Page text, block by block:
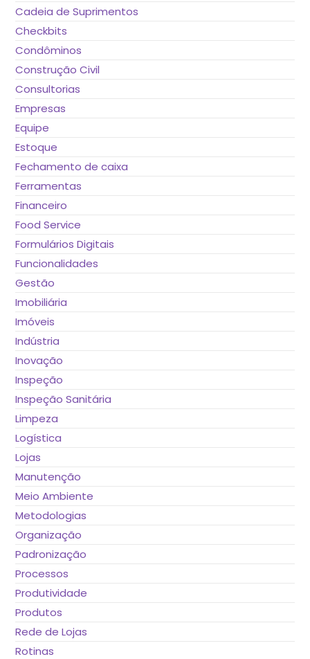
Cadeia de Suprimentos
Checkbits
Condôminos
Construção Civil
Consultorias
Empresas
Equipe
Estoque
Fechamento de caixa
Ferramentas
Financeiro
Food Service
Formulários Digitais
Funcionalidades
Gestão
Imobiliária
Imóveis
Indústria
Inovação
Inspeção
Inspeção Sanitária
Limpeza
Logística
Lojas
Manutenção
Meio Ambiente
Metodologias
Organização
Padronização
Processos
Produtividade
Produtos
Rede de Lojas
Rotinas